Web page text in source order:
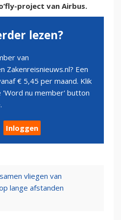
project van Airbus.
lezen?
van
Zakenreisnieuws.nl? Een
€ 5,45 per maand. Klik
nu member' button
Inloggen
vliegen van
lange afstanden